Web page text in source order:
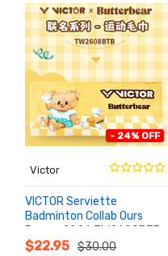
- 24% OFF
Victor
VICTOR Serviette
Badminton Collab Ours
Beurre 2026 TW2608BTB
$22.95 $30.00
AU
PANIER